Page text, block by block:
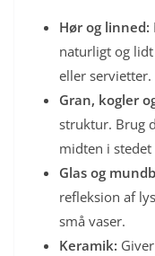
Hør og linned:
naturligt og
eller servietter.
Gran, kogler
struktur. Brug
midten i
Glas og
refleksion af
små vaser.
Keramik: